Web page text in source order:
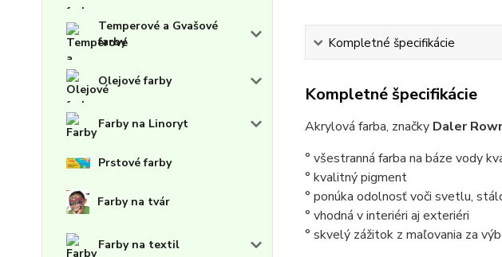
Temperové a Gvašové
farby
Olejové farby
Farby na Linoryt
Prstové farby
Farby na tvár
Farby na textil
Kompletné špecifikácie
Kompletné špecifikácie
Akrylová farba, značky Daler
° všestranná farba na báze vody
° kvalitný pigment
° ponúka odolnosť voči svetlu,
° vhodná v interiéri aj exteriéri
° skvelý zážitok z maľovania za